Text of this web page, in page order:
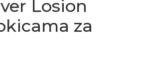
Losion
za